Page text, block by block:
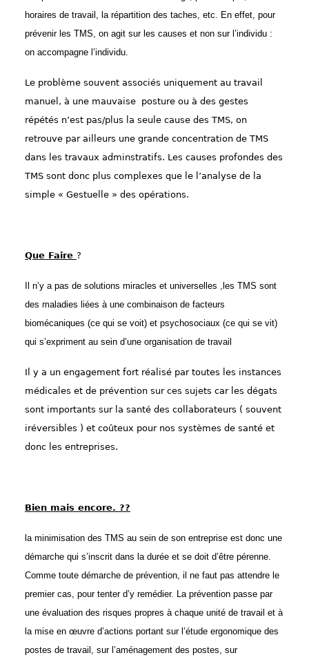
horaires de travail, la répartition des taches, etc. En effet, pour
prévenir les TMS, on agit sur les causes et non sur l’individu :
on accompagne l’individu.
Le problème souvent associés uniquement au travail
manuel, à une mauvaise posture ou à des gestes
répétés n’est pas/plus la seule cause des TMS, on
retrouve par ailleurs une grande concentration de TMS
dans les travaux adminstratifs. Les causes profondes des
TMS sont donc plus complexes que le l’analyse de la
simple « Gestuelle » des opérations.
Que Faire ?
Il n’y a pas de solutions miracles et universelles ,les TMS sont
des maladies liées à une combinaison de facteurs
biomécaniques (ce qui se voit) et psychosociaux (ce qui se vit)
qui s’expriment au sein d’une organisation de travail
Il y a un engagement fort réalisé par toutes les instances
médicales et de prévention sur ces sujets car les dégats
sont importants sur la santé des collaborateurs ( souvent
iréversibles ) et coûteux pour nos systèmes de santé et
donc les entreprises.
Bien mais encore. ??
la minimisation des TMS au sein de son entreprise est donc une
démarche qui s’inscrit dans la durée et se doit d’être pérenne.
Comme toute démarche de prévention, il ne faut pas attendre le
premier cas, pour tenter d’y remédier. La prévention passe par
une évaluation des risques propres à chaque unité de travail et à
la mise en œuvre d’actions portant sur l’étude ergonomique des
postes de travail, sur l’aménagement des postes, sur